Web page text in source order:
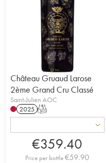
Château Gruaud Larose
2ème Grand Cru Classé
Saint-Julien AOC
2025 T
€359.40
Price per bottle€59.90